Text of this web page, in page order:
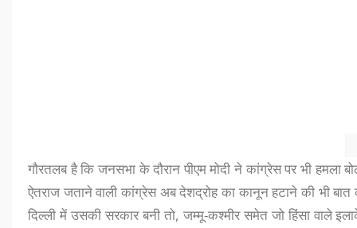
गौरतलब है कि जनसभा के दौरान पीएम मोदी ने कांग्रेस पर भी हमला
ऐतराज जताने वाली कांग्रेस अब देशद्रोह का कानून हटाने की भी
दिल्ली में उसकी सरकार बनी तो, जम्मू-कश्मीर समेत जो हिंसा वाले